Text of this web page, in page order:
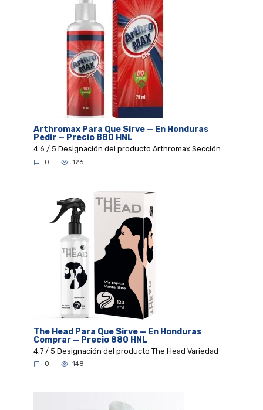
Arthromax Para Que Sirve — En Honduras
Pedir — Precio 880 HNL
4.6 / 5 Designación del producto Arthromax Sección
0 126
The Head Para Que Sirve — En Honduras
Comprar — Precio 880 HNL
4.7 / 5 Designación del producto The Head Variedad
0 148